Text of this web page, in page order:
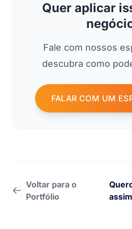
Quer aplicar
Fale com nossos
descubra como
FALAR COM UM
Voltar para o
Portfólio
assim